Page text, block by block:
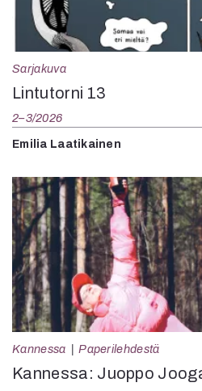
Sarjakuva
Lintutorni 13
2–3/2026
Emilia Laatikainen
Kannessa Paperilehdestä
Kannessa: Juoppo